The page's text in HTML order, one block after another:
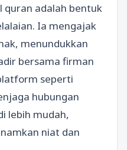
quran adalah bentuk
Ia mengajak
menundukkan
bersama firman
seperti
hubungan
lebih mudah,
niat dan